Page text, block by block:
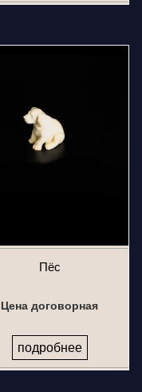
Пёс
Цена договорная
подробнее